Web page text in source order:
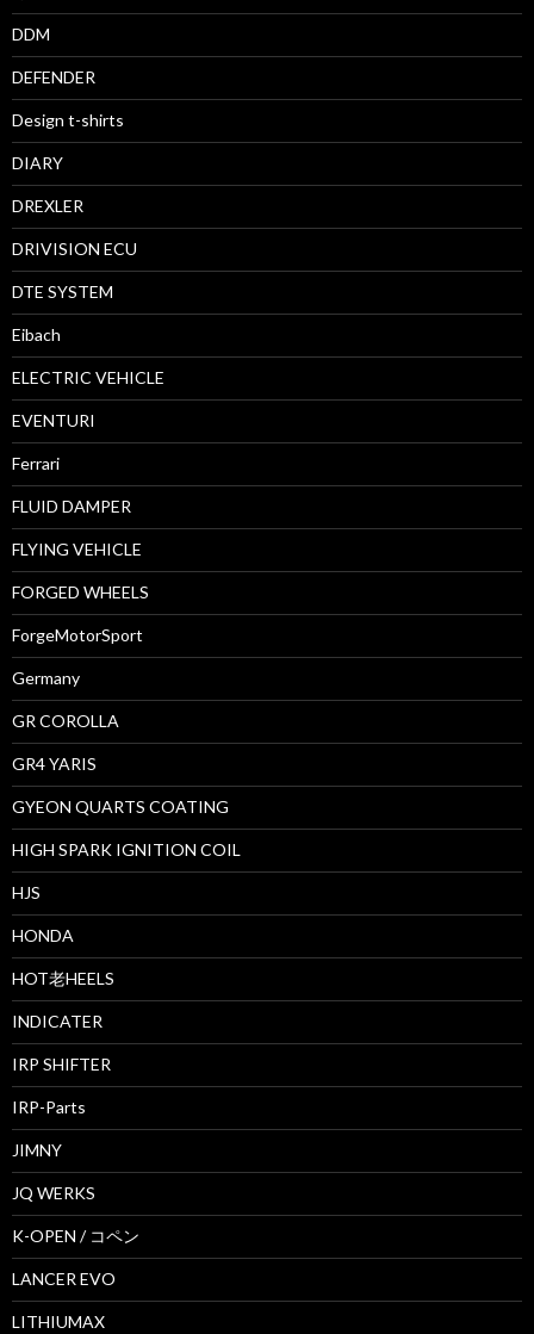
DDM
DEFENDER
Design t-shirts
DIARY
DREXLER
DRIVISION ECU
DTE SYSTEM
Eibach
ELECTRIC VEHICLE
EVENTURI
Ferrari
FLUID DAMPER
FLYING VEHICLE
FORGED WHEELS
ForgeMotorSport
Germany
GR COROLLA
GR4 YARIS
GYEON QUARTS COATING
HIGH SPARK IGNITION COIL
HJS
HONDA
HOT老HEELS
INDICATER
IRP SHIFTER
IRP-Parts
JIMNY
JQ WERKS
K-OPEN / コペン
LANCER EVO
LITHIUMAX